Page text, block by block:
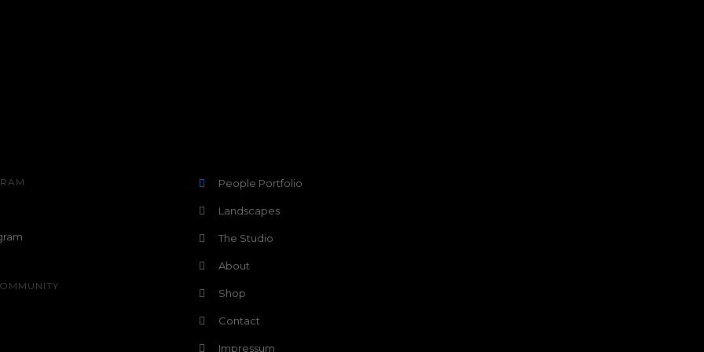
People Portfolio
Landscapes
The Studio
About
Shop
Contact
Impressum